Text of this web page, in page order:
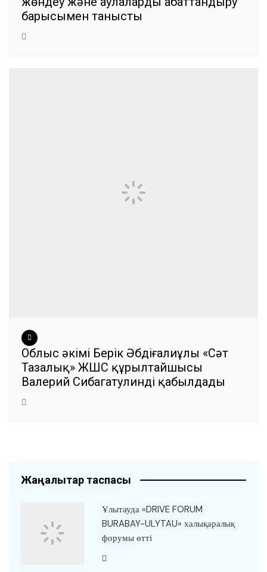
барысымен танысты
Облыс әкімі Берік Әбдіғалиұлы «Сәт
Тазалық» ЖШС құрылтайшысы
Валерий Сибагатулинді қабылдады
Жаңалықтар таспасы
Ұлытауда «DRIVE FORUM
BURABAY-ULYTAU» халықаралық
форумы өтті